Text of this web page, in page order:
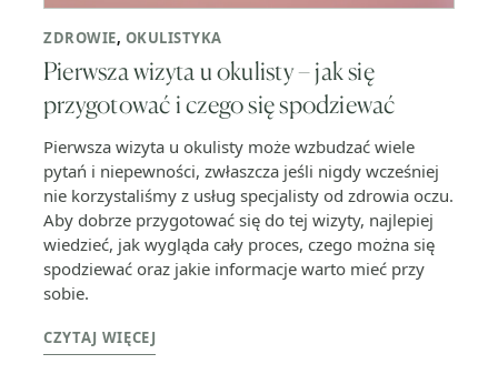
ZDROWIE, OKULISTYKA
Pierwsza wizyta u okulisty – jak się
przygotować i czego się spodziewać
Pierwsza wizyta u okulisty może wzbudzać wiele
pytań i niepewności, zwłaszcza jeśli nigdy wcześniej
nie korzystaliśmy z usług specjalisty od zdrowia oczu.
Aby dobrze przygotować się do tej wizyty, najlepiej
wiedzieć, jak wygląda cały proces, czego można się
spodziewać oraz jakie informacje warto mieć przy
sobie.
CZYTAJ WIĘCEJ